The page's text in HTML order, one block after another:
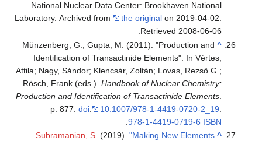
National Nuclear Data Center: Brookhaven National
Laboratory. Archived from
the original on 2019-04-02.
Retrieved2008-06-06
.
^
Münzenberg, G.; Gupta, M. (2011). "Production and
Identification of Transactinide Elements". In Vértes,
Attila; Nagy, Sándor; Klencsár, Zoltán; Lovas, Rezső G.;
Rösch, Frank (eds.).Handbook of Nuclear Chemistry:
Production and Identification of Transactinide Elements
p. 877.doi: 10.1007/978-1-4419-0720-2_19
ISBN
978-1-4419-0719-6
.
^
Subramanian, S. (2019)."Making New Elements